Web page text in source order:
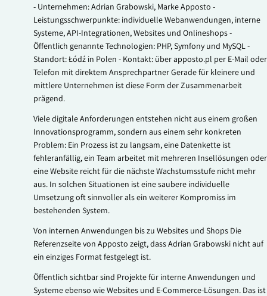
- Unternehmen: Adrian Grabowski, Marke Apposto -
Leistungsschwerpunkte: individuelle Webanwendungen, interne
Systeme, API-Integrationen, Websites und Onlineshops -
Öffentlich genannte Technologien: PHP, Symfony und MySQL -
Standort: Łódź in Polen - Kontakt: über apposto.pl per E-Mail oder
Telefon mit direktem Ansprechpartner Gerade für kleinere und
mittlere Unternehmen ist diese Form der Zusammenarbeit
prägend.
Viele digitale Anforderungen entstehen nicht aus einem großen
Innovationsprogramm, sondern aus einem sehr konkreten
Problem: Ein Prozess ist zu langsam, eine Datenkette ist
fehleranfällig, ein Team arbeitet mit mehreren Insellösungen oder
eine Website reicht für die nächste Wachstumsstufe nicht mehr
aus. In solchen Situationen ist eine saubere individuelle
Umsetzung oft sinnvoller als ein weiterer Kompromiss im
bestehenden System.
Von internen Anwendungen bis zu Websites und Shops Die
Referenzseite von Apposto zeigt, dass Adrian Grabowski nicht auf
ein einziges Format festgelegt ist.
Öffentlich sichtbar sind Projekte für interne Anwendungen und
Systeme ebenso wie Websites und E-Commerce-Lösungen. Das ist